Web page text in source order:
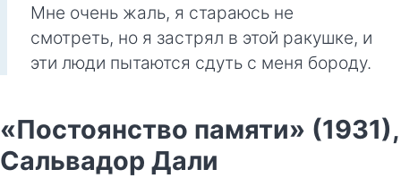
Мне очень жаль, я стараюсь не
смотреть, но я застрял в этой ракушке, и
эти люди пытаются сдуть с меня бороду.
«Постоянство памяти» (1931),
Сальвадор Дали